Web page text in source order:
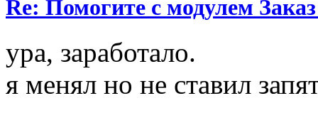
Re: Помогите с модулем
ура, заработало.
я менял но не ставил